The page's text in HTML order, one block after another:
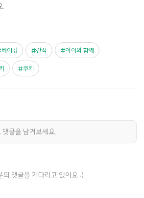
.
베이킹 간식 아이와 함께
쿠키
댓글을 남겨보세요.
의 댓글을 기다리고 있어요 :)